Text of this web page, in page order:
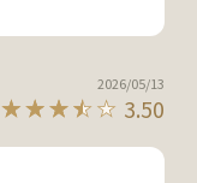
3.50
2026/05/13